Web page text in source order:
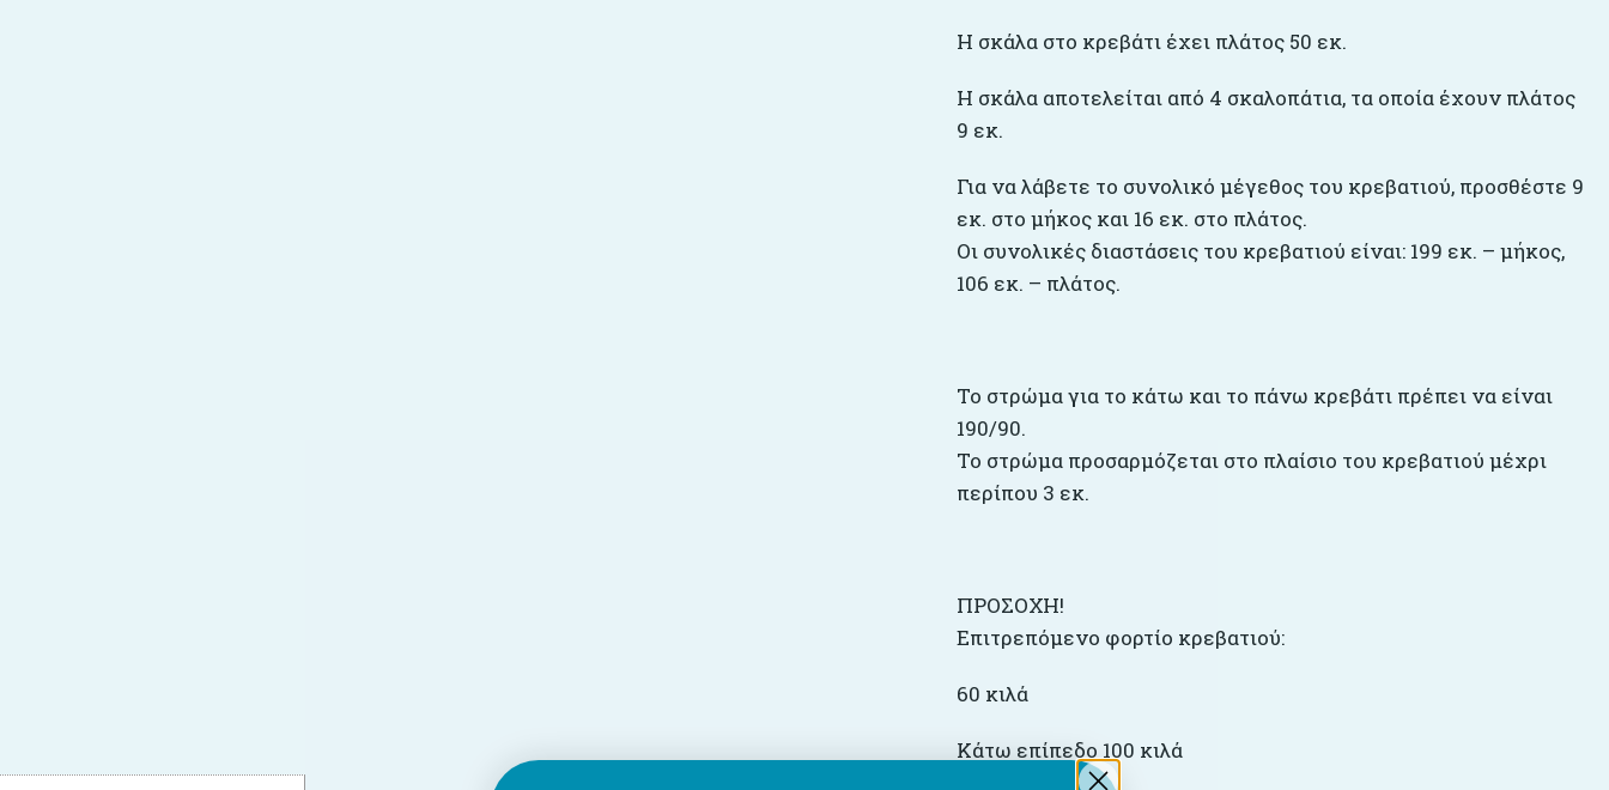
Η σκάλα στο κρεβάτι έχει πλάτος 50 εκ.
Η σκάλα αποτελείται από 4 σκαλοπάτια, τα οποία έχουν πλάτος
9 εκ.
Για να λάβετε το συνολικό μέγεθος του κρεβατιού, προσθέστε 9
εκ. στο μήκος και 16 εκ. στο πλάτος.
Οι συνολικές διαστάσεις του κρεβατιού είναι: 199 εκ. – μήκος,
106 εκ. – πλάτος.
Το στρώμα για το κάτω και το πάνω κρεβάτι πρέπει να είναι
190/90.
Το στρώμα προσαρμόζεται στο πλαίσιο του κρεβατιού μέχρι
περίπου 3 εκ.
ΠΡΟΣΟΧΗ!
Επιτρεπόμενο φορτίο κρεβατιού:
60 κιλά
Κάτω επίπεδο 100 κιλά